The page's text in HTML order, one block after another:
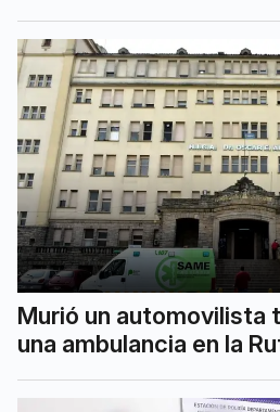
Murió un automovilista
una ambulancia en la